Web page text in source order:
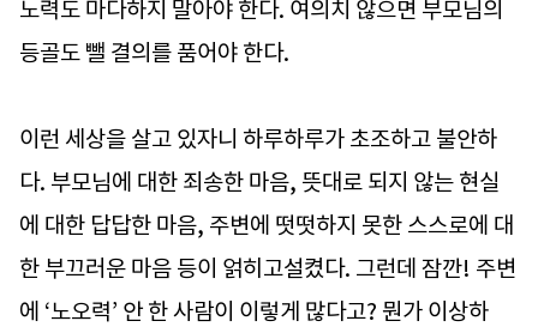
노력도 마다하지 말아야 한다. 여의치 않으면 부모님의
등골도 뺄 결의를 품어야 한다.
이런 세상을 살고 있자니 하루하루가 초조하고 불안하
다. 부모님에 대한 죄송한 마음, 뜻대로 되지 않는 현실
에 대한 답답한 마음, 주변에 떳떳하지 못한 스스로에 대
한 부끄러운 마음 등이 얽히고설켰다. 그런데 잠깐! 주변
에 ‘노오력’ 안 한 사람이 이렇게 많다고? 뭔가 이상하